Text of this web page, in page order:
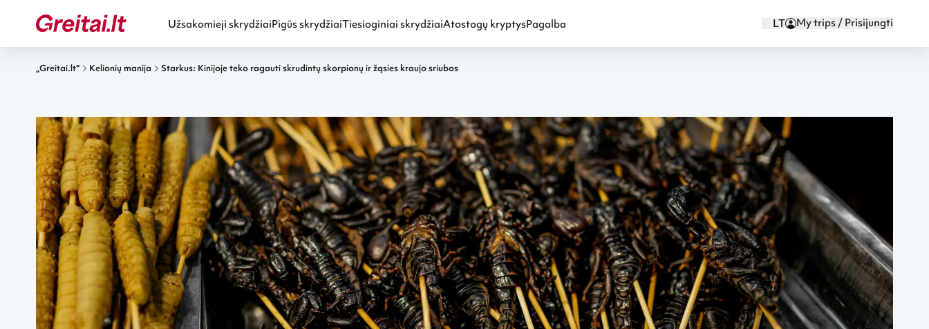
Užsakomieji skrydžiaiPigūs skrydžiaiTiesioginiai skrydžiaiAtostogų kryptysPagalba LT My trips / Prisijungti
„Greitai.lt“ Kelionių manija Starkus: Kinijoje teko ragauti skrudintų skorpionų ir žąsies kraujo sriubos